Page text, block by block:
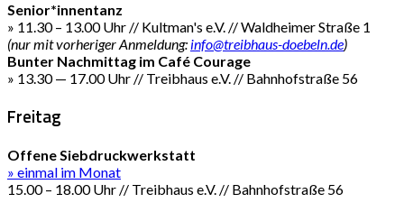
Senior*innentanz
» 11.30 – 13.00 Uhr // Kultman's e.V. // Waldheimer Straße 1
(nur mit vorheriger Anmeldung: info@treibhaus-doebeln.de)
Bunter Nachmittag im Café Courage
» 13.30 — 17.00 Uhr // Treibhaus e.V. // Bahnhofstraße 56
Freitag
Offene Siebdruckwerkstatt
» einmal im Monat
15.00 – 18.00 Uhr // Treibhaus e.V. // Bahnhofstraße 56